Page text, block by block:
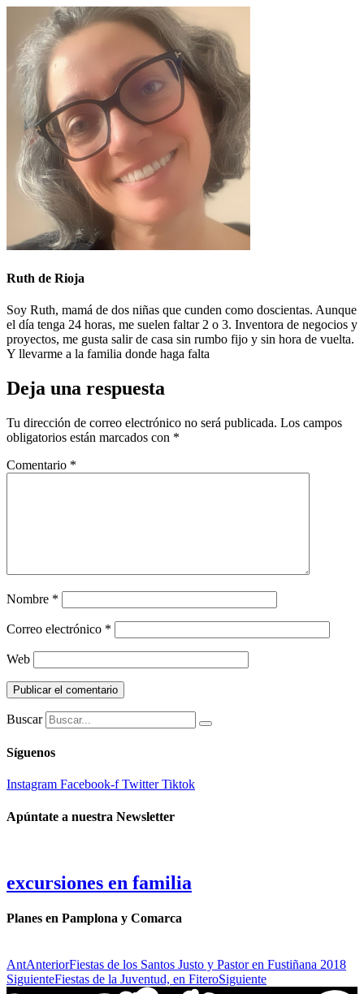
Ruth de Rioja
Soy Ruth, mamá de dos niñas que cunden como doscientas. Aunque
el día tenga 24 horas, me suelen faltar 2 o 3. Inventora de negocios y
proyectos, me gusta salir de casa sin rumbo fijo y sin hora de vuelta.
Y llevarme a la familia donde haga falta
Deja una respuesta
Tu dirección de correo electrónico no será publicada. Los campos
obligatorios están marcados con *
Comentario *
Nombre *
Correo electrónico *
Web
Buscar
Síguenos
Instagram Facebook-f Twitter Tiktok
Apúntate a nuestra Newsletter
excursiones en familia
Planes en Pamplona y Comarca
AntAnteriorFiestas de los Santos Justo y Pastor en Fustiñana 2018
SiguienteFiestas de la Juventud, en FiteroSiguiente